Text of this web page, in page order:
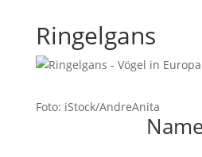
Ringelgans
Foto: iStock/AndreAnita